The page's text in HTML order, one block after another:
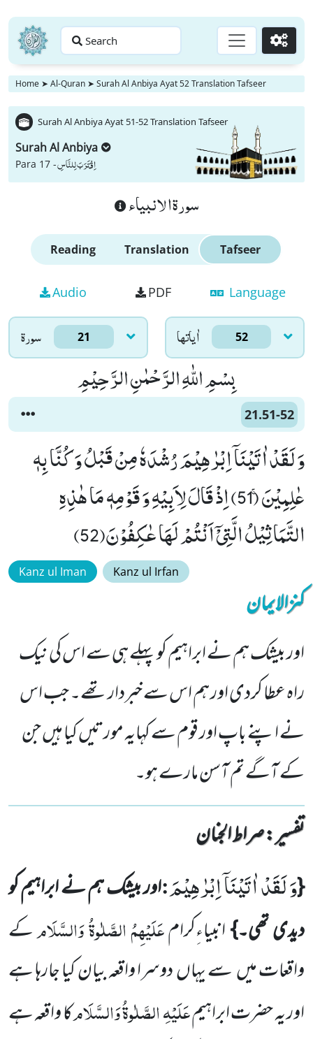
Search Go
Home ➤ Al-Quran ➤ Surah Al Anbiya Ayat 52 Translation Tafseer
Surah Al Anbiya Ayat 51-52 Translation Tafseer
Surah Al Anbiya
Para 17 -اِقْتَرَبَ لِلنَّاسِ
سورة الانبياء
Reading Translation Tafseer
Audio PDF Language
سورۃ 21 اٰياتها 52
بِسْمِ اللّٰهِ الرَّحْمٰنِ الرَّحِیْمِ
21.51-52
وَ لَقَدْ اٰتَیْنَاۤ اِبْرٰهِیْمَ رُشْدَهٗ مِنْ قَبْلُ وَ كُنَّا بِهٖ
عٰلِمِیْنَۚ (51) اِذْ قَالَ لِاَبِیْهِ وَ قَوْمِهٖ مَا هٰذِهِ
التَّمَاثِیْلُ الَّتِیْۤ اَنْتُمْ لَهَا عٰكِفُوْنَ(52)
Kanz ul Iman Kanz ul Irfan
کنزالایمان
اور بیشک ہم نے ابراہیم کو پہلے ہی سے اس کی نیک
راہ عطا کردی اور ہم اس سے خبردار تھے۔ جب اس
نے اپنے باپ اور قوم سے کہایہ مورتیں کیا ہیں جن
کے آگے تم آسن مارے ہو۔
تفسیر : ‎صراط الجنان
{وَ لَقَدْ اٰتَیْنَاۤ اِبْرٰهِیْمَ:اور بیشک ہم نے ابراہیم کو
دیدی تھی۔}انبیاءِکرامعَلَیْہِمُ الصَّلٰوۃُ وَالسَّلَامکے
واقعات میںسے یہاںدوسرا واقعہ بیان کیا جارہا ہے
اور یہ حضرت ابراہیمعَلَیْہِالصَّلٰوۃُ وَالسَّلَامکا واقعہ ہے